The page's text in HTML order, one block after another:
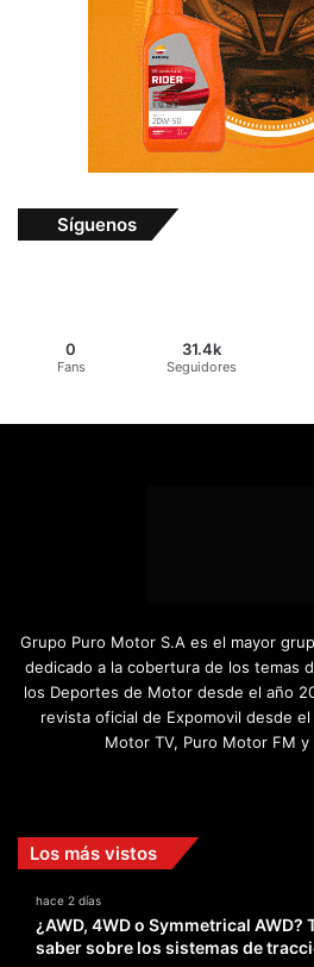
Síguenos
0
Fans
31.4k
Seguidores
Grupo Puro Motor S.A es el mayor
dedicado a la cobertura de los temas
los Deportes de Motor desde el año
revista oficial de Expomovil desde
Motor TV, Puro Motor FM
Los más vistos
hace 2 días
¿AWD, 4WD o Symmetrical
saber sobre los sistemas de